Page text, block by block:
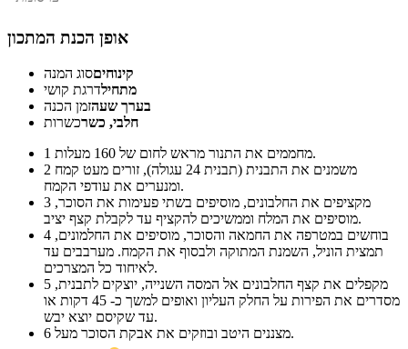
אופן הכנת המתכון
קינוחיםסוג המנה
מתחילדרגת קושי
בערך שעהזמן הכנה
חלבי, כשרכשרות
1
מחממים את התנור מראש לחום של 160 מעלות.
2
ומנערים את עודפי הקמח.
3
מוסיפים את המלח וממשיכים להקציף עד לקבלת קצף יציב.
4
תמצית הוניל, השמנת המתוקה ולבסוף את הקמח. מערבבים עד
לאיחוד כל המצרכים.
5
מסדרים את הפירות על החלק העליון ואופים למשך כ- 45 דקות או
עד שקיסם יוצא יבש.
6
מצננים היטב ובוזקים את אבקת הסוכר מעל.